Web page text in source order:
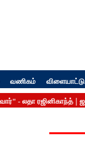
வணிகம் விளையாட்டு